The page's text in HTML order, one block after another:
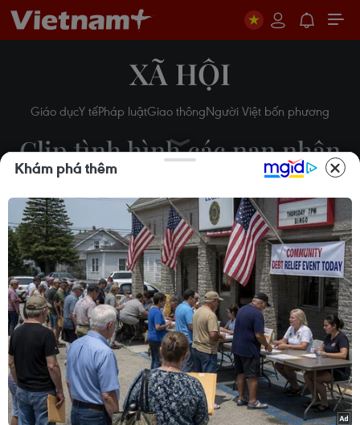
XÃ HỘI
Giáo dụcY tếPháp luậtGiao thôngNgười Việt bốn phương
Clip tình hình các nạn nhân
của vụ đánh bom Ai Cập
trong bệnh viện
29/12/2018 11:45
Theo dõi VietnamPlus
Đại sứ Việt Nam tại Ai Cập Trần Thành Công và
đoàn công tác đã thăm hỏi nạn nhân bị thương
Khám phá thêm